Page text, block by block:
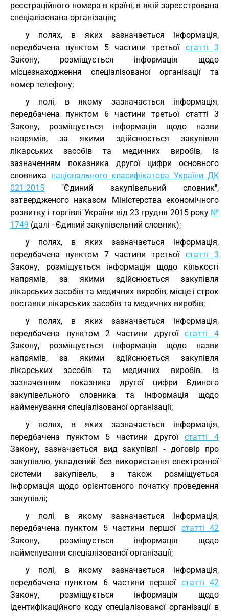
реєстраційного номера в країні, в якій зареєстрована
спеціалізована організація;
у полях, в яких зазначається інформація,
передбачена пунктом 5 частини третьої статті 3
Закону, розміщується інформація щодо
місцезнаходження спеціалізованої організації та
номер телефону;
у полі, в якому зазначається інформація,
передбачена пунктом 6 частини третьої статті 3
Закону, розміщується інформація щодо назви
напрямів, за якими здійснюється закупівля
лікарських засобів та медичних виробів, із
зазначенням показника другої цифри основного
словника національного класифікатора України ДК
021:2015 "Єдиний закупівельний словник",
затвердженого наказом Міністерства економічного
розвитку і торгівлі України від 23 грудня 2015 року №
1749 (далі - Єдиний закупівельний словник);
у полях, в яких зазначається інформація,
передбачена пунктом 7 частини третьої статті 3
Закону, розміщується інформація щодо кількості
напрямів, за якими здійснюється закупівля
лікарських засобів та медичних виробів, місце і строк
поставки лікарських засобів та медичних виробів;
у полях, в яких зазначається інформація,
передбачена пунктом 2 частини другоїстатті 4
Закону, розміщується інформація щодо назви
напрямів, за якими здійснюється закупівля
лікарських засобів та медичних виробів, із
зазначенням показника другої цифри Єдиного
закупівельного словника та інформація щодо
найменування спеціалізованої організації;
у полях, в яких зазначається інформація,
передбачена пунктом 5 частини другоїстатті 4
Закону, зазначається вид закупівлі - договір про
закупівлю, укладений без використання електронної
системи закупівель, а також розміщується
інформація щодо орієнтовного початку проведення
закупівлі;
у полі, в якому зазначається інформація,
передбачена пунктом 5 частини першої статті 42
Закону, розміщується інформація щодо
найменування спеціалізованої організації;
у полі, в якому зазначається інформація,
передбачена пунктом 6 частини першої статті 42
Закону, розміщується інформація щодо
ідентифікаційного коду спеціалізованої організації в